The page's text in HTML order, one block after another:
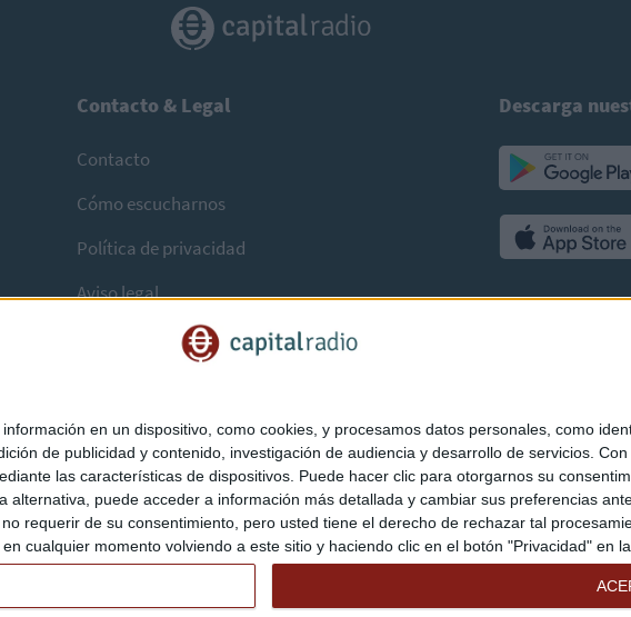
en un dispositivo, como cookies, y procesamos datos personales, como
de publicidad y contenido, investigación de audiencia y desarrollo de servicios.
las características de dispositivos. Puede hacer clic para otorgarnos su
puede acceder a información más detallada y cambiar sus preferencias
requerir de su consentimiento, pero usted tiene el derecho de rechazar tal
cualquier momento volviendo a este sitio y haciendo clic en el botón "Privacidad" en
Contacto & Legal
Contacto
Cómo escucharnos
Política de privacidad
Aviso legal
Descarga